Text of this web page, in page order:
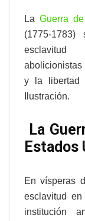
La Guerra
(1775-
esclavitud
abolicionistas
y la libertad
Ilustración.
La
Estados
En vísperas
esclavitud
institución